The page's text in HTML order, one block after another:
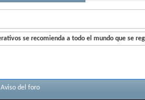
se recomienda a todo el mundo que se
Aviso del foro